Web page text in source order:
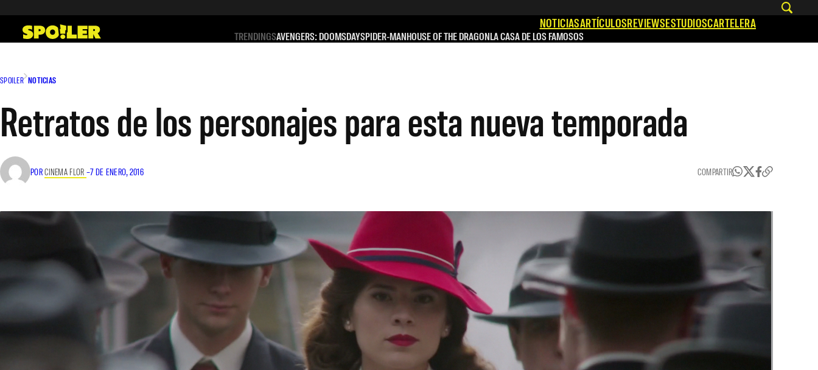
contenido
NOTICIASARTÍCULOSREVIEWSESTUDIOSCARTELERA
TRENDINGSAVENGERS: DOOMSDAYSPIDER-MANHOUSE OF THE DRAGONLA CASA DE LOS FAMOSOS
SPOILER NOTICIAS
Retratos de los personajes para esta nueva temporada
PORCINEMA FLOR –7 DE ENERO, 2016 COMPARTIR